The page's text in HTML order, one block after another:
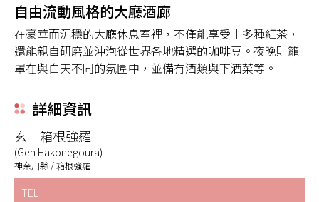
自由流動風格的大廳酒廊
在豪華而沉穩的大廳休息室裡，不僅能享受十多種紅茶，
還能親自研磨並沖泡從世界各地精選的咖啡豆。夜晚則籠
罩在與白天不同的氛圍中，並備有酒類與下酒菜等。
詳細資訊
玄 箱根強羅
(Gen Hakonegoura)
神奈川縣 / 箱根強羅
TEL